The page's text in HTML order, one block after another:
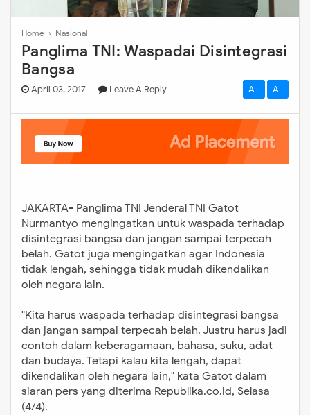
Home › Nasional
Panglima TNI: Waspadai Disintegrasi
Bangsa
April 03, 2017 Leave A Reply A+ A-
JAKARTA- Panglima TNI Jenderal TNI Gatot
Nurmantyo mengingatkan untuk waspada terhadap
disintegrasi bangsa dan jangan sampai terpecah
belah. Gatot juga mengingatkan agar Indonesia
tidak lengah, sehingga tidak mudah dikendalikan
oleh negara lain.
"Kita harus waspada terhadap disintegrasi bangsa
dan jangan sampai terpecah belah. Justru harus jadi
contoh dalam keberagamaan, bahasa, suku, adat
dan budaya. Tetapi kalau kita lengah, dapat
dikendalikan oleh negara lain," kata Gatot dalam
siaran pers yang diterima Republika.co.id, Selasa
(4/4).